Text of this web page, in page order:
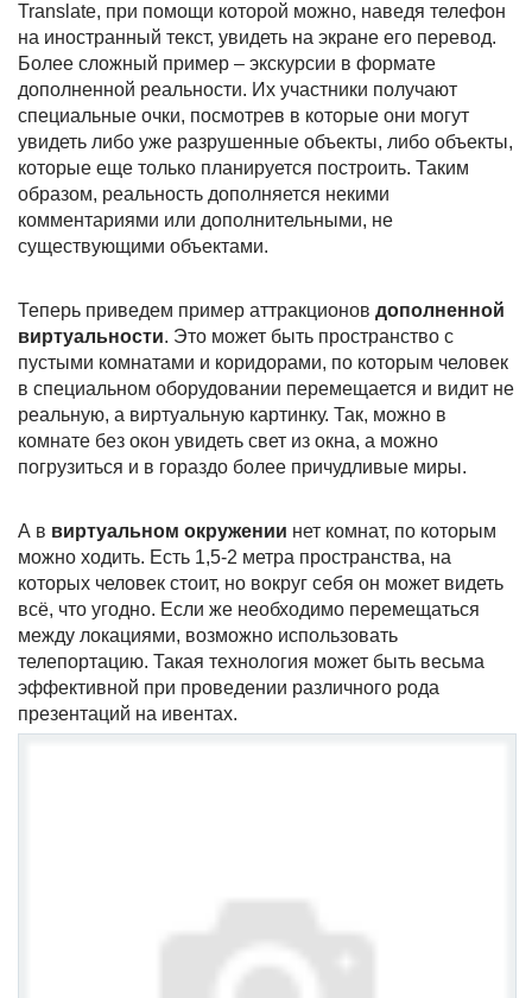
Translate, при помощи которой можно, наведя телефон
на иностранный текст, увидеть на экране его перевод.
Более сложный пример – экскурсии в формате
дополненной реальности. Их участники получают
специальные очки, посмотрев в которые они могут
увидеть либо уже разрушенные объекты, либо объекты,
которые еще только планируется построить. Таким
образом, реальность дополняется некими
комментариями или дополнительными, не
существующими объектами.
Теперь приведем пример аттракционов дополненной
виртуальности. Это может быть пространство с
пустыми комнатами и коридорами, по которым человек
в специальном оборудовании перемещается и видит не
реальную, а виртуальную картинку. Так, можно в
комнате без окон увидеть свет из окна, а можно
погрузиться и в гораздо более причудливые миры.
А в виртуальном окружении нет комнат, по которым
можно ходить. Есть 1,5-2 метра пространства, на
которых человек стоит, но вокруг себя он может видеть
всё, что угодно. Если же необходимо перемещаться
между локациями, возможно использовать
телепортацию. Такая технология может быть весьма
эффективной при проведении различного рода
презентаций на ивентах.